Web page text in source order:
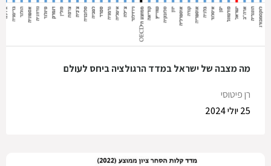
מה מצבה של ישראל במדד הרגולציה ביחס לעולם
רן פיטוסי
25 יולי 2024